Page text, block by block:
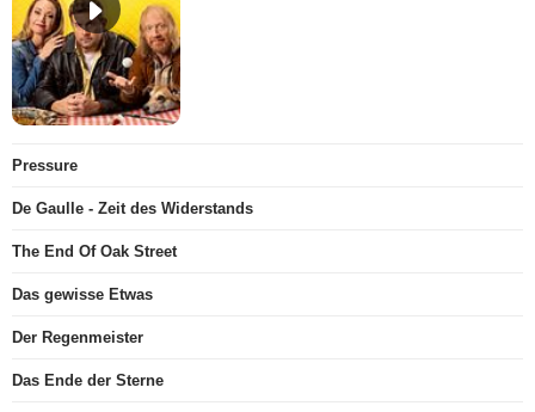
Pressure
De Gaulle - Zeit des Widerstands
The End Of Oak Street
Das gewisse Etwas
Der Regenmeister
Das Ende der Sterne